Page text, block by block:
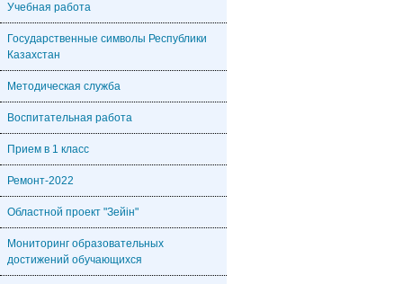
Учебная работа
Государственные символы Республики
Казахстан
Методическая служба
Воспитательная работа
Прием в 1 класс
Ремонт-2022
Областной проект "Зейін"
Мониторинг образовательных
достижений обучающихся